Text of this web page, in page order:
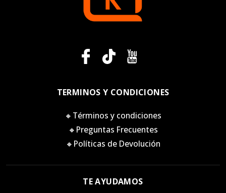
TERMINOS Y CONDICIONES
🔸Términos y condiciones
🔸Preguntas Frecuentes
🔸Políticas de Devolución
TE AYUDAMOS